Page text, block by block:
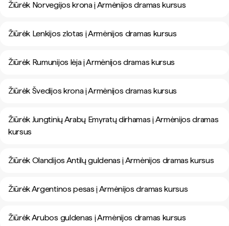
Žiūrėk Norvegijos krona į Armėnijos dramas kursus
Žiūrėk Lenkijos zlotas į Armėnijos dramas kursus
Žiūrėk Rumunijos lėja į Armėnijos dramas kursus
Žiūrėk Švedijos krona į Armėnijos dramas kursus
Žiūrėk Jungtinių Arabų Emyratų dirhamas į Armėnijos dramas
kursus
Žiūrėk Olandijos Antilų guldenas į Armėnijos dramas kursus
Žiūrėk Argentinos pesas į Armėnijos dramas kursus
Žiūrėk Arubos guldenas į Armėnijos dramas kursus